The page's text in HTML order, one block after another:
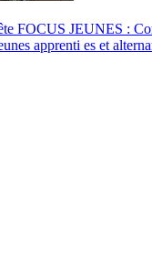
FOCUS JEUNES :
apprenti es et